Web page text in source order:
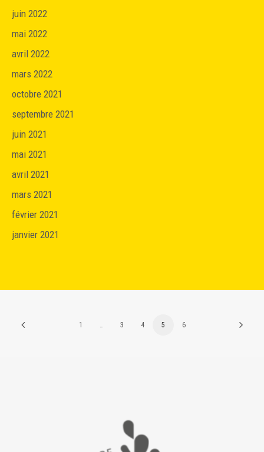
juin 2022
mai 2022
avril 2022
mars 2022
octobre 2021
septembre 2021
juin 2021
mai 2021
avril 2021
mars 2021
février 2021
janvier 2021
1 3 4 5 6